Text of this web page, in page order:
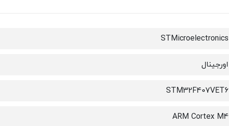
STMicroelectronics
اورجینال
STM32F407VET6
ARM Cortex M4